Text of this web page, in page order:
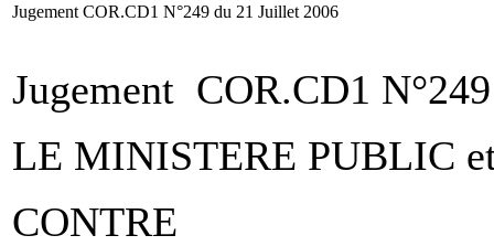
Jugement COR.CD1 N°249 du 21 Juillet 2006
Jugement COR.CD1
LE MINISTERE PUBLIC
CONTRE